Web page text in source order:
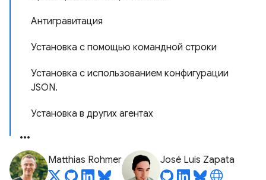
Антигравитация
Установка с помощью командной строки
Установка с использованием конфигурации
JSON.
Установка в других агентах
Matthias Rohmer José Luis Zapata